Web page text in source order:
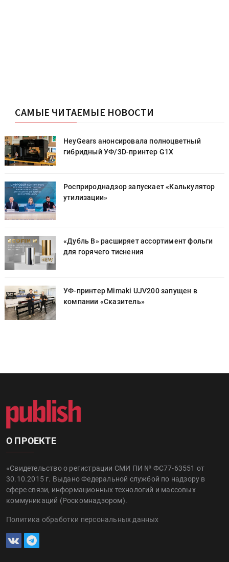
САМЫЕ ЧИТАЕМЫЕ НОВОСТИ
HeyGears анонсировала полноцветный
гибридный УФ/3D-принтер G1X
Росприроднадзор запускает «Калькулятор
утилизации»
«Дубль В» расширяет ассортимент фольги
для горячего тиснения
УФ-принтер Mimaki UJV200 запущен в
компании «Сказитель»
О ПРОЕКТЕ
«Свидетельство о регистрации СМИ ПИ № ФС77-63551 от
30.10.2015 г. Выдано Федеральной службой по надзору в
сфере связи, информационных технологий и массовых
коммуникаций (Роскомнадзором).
Политика обработки персональных данных